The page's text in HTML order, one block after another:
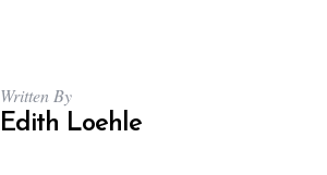
Written By
Edith Loehle